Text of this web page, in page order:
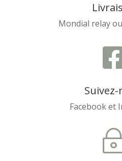
Mondial relay

Facebook et